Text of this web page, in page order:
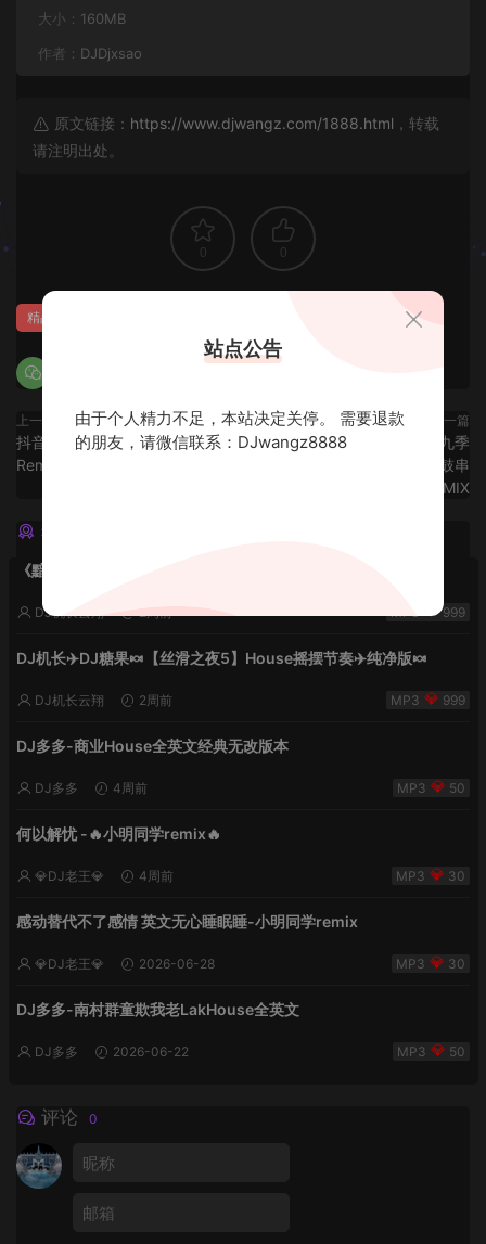
大小： 160MB
作者： DJDjxsao
原文链接： https://www.djwangz.com/1888.html ，转载
请注明出处。
0 0
精品LAK推荐
上一篇
抖音流行翻唱中文串烧 - 【十三
Remix】
下一篇
BPM135-江南会第九季
Give.It.To.Me弹棉花越南鼓串
烧.Dj小骚.MIX
猜你喜欢
《黯然销魂夜5》VHDJ机长✈️DJ糖果🍬
DJ机长云翔 2周前 999
DJ机长✈️DJ糖果🍬【丝滑之夜5】House摇摆节奏✈️纯净版🍬
DJ机长云翔 2周前 999
DJ多多-商业House全英文经典无改版本
DJ多多 4周前 50
何以解忧 -🔥小明同学remix🔥
💎DJ老王💎 4周前 30
感动替代不了感情 英文无心睡眠睡-小明同学remix
💎DJ老王💎 2026-06-28 30
DJ多多-南村群童欺我老LakHouse全英文
DJ多多 2026-06-22 50
评论 0
站点公告
由于个人精力不足，本站决定关停。 需要退款
的朋友，请微信联系：DJwangz8888